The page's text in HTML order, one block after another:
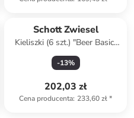
Schott Zwiesel
Kieliszki (6 szt.) "Beer Basic"
do piwa - 405 ml
-13%
202,03 zł
Cena producenta: 233,60 zł*